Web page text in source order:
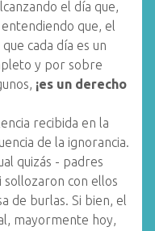
el día que,
que, el
cada día es un
y por sobre
¡es un derecho
recibida en la
de la ignorancia.
quizás - padres
sollozaron con ellos
de burlas. Si bien, el
mayormente hoy,